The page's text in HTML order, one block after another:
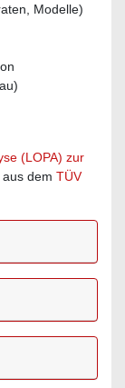
Modelle)
(LOPA) zur
aus dem TÜV